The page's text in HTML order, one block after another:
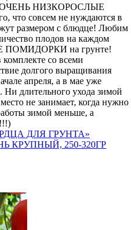
НИЗКОРОСЛЫЕ
что совсем не нуждаются в
размером с блюдце! Любим
плодов на каждом
ПОМИДОРКИ на грунте!
со всеми
долгого выращивания
апреля, а в мае уже
Ни длительного ухода зимой
не занимает, когда нужно
зимой меньше, а
ДЛЯ ГРУНТА»
КРУПНЫЙ, 250-320ГР